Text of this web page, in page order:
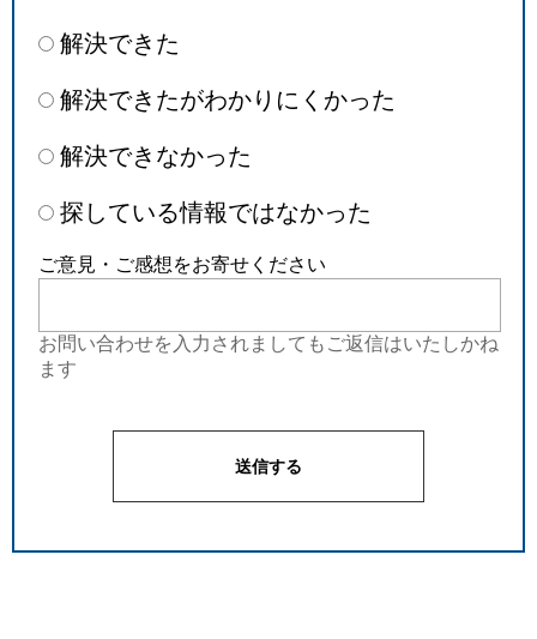
解決できた
解決できたがわかりにくかった
解決できなかった
探している情報ではなかった
ご意見・ご感想をお寄せください
お問い合わせを入力されましてもご返信はいたしかね
ます